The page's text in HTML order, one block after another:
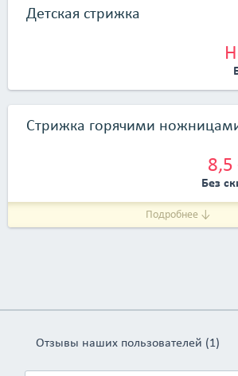
Детская стрижка
Стрижка горячими
Без
Подробнее ↓
Отзывы наших пользователей (1)